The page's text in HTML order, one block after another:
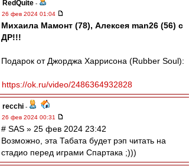
RedQuite -
26 фев 2024 01:04
Михаила Мамонт (78), Алексея man26 (56) с
ДР!!!
Подарок от Джорджа Харрисона (Rubber Soul):
https://ok.ru/video/2486364932828
recchi -
26 фев 2024 00:31
# SAS » 25 фев 2024 23:42
Возможно, эта Табата будет рэп читать на
стадио перед играми Спартака ;)))